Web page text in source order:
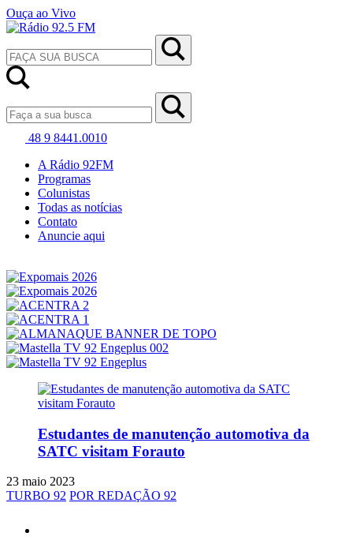
Ouça ao Vivo
48 9 8441.0010
A Rádio 92FM
Programas
Colunistas
Todas as notícias
Contato
Anuncie aqui
Estudantes de manutenção automotiva da
SATC visitam Forauto
23 maio 2023
TURBO 92 POR REDAÇÃO 92